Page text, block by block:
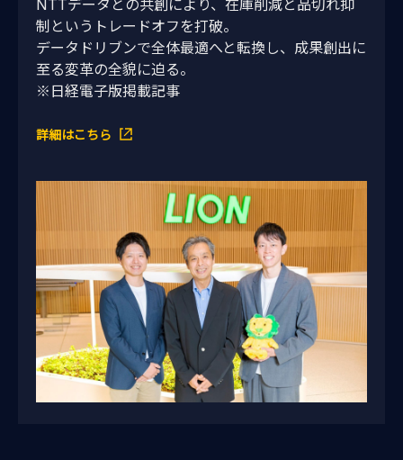
NTTデータとの共創により、在庫削減と品切れ抑
制というトレードオフを打破。
データドリブンで全体最適へと転換し、成果創出に
至る変革の全貌に迫る。
※日経電子版掲載記事
詳細はこちら